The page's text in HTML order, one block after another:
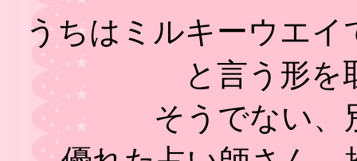
うちはミルキーウエ
と言う形を
そうでない、